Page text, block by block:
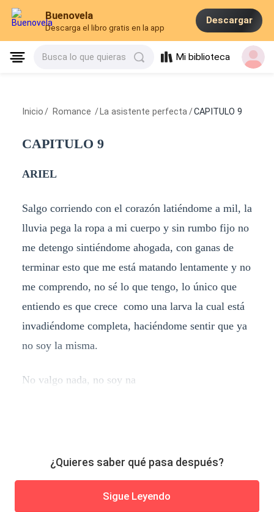
Buenovela
Descarga el libro gratis en la app
Descargar
Busca lo que quieras Mi biblioteca
Inicio / Romance / La asistente perfecta /CAPITULO 9
CAPITULO 9
ARIEL
Salgo corriendo con el corazón latiéndome a mil, la
lluvia pega la ropa a mi cuerpo y sin rumbo fijo no
me detengo sintiéndome ahogada, con ganas de
terminar esto que me está matando lentamente y no
me comprendo, no sé lo que tengo, lo único que
entiendo es que crece como una larva la cual está
invadiéndome completa, haciéndome sentir que ya
no soy la misma.
No valgo nada, no soy na
¿Quieres saber qué pasa después?
Sigue Leyendo